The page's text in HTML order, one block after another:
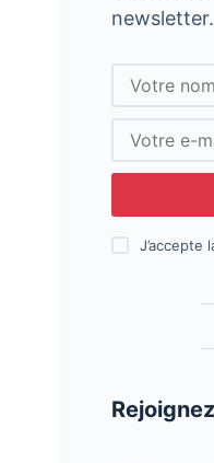
newsletter.
J’accepte